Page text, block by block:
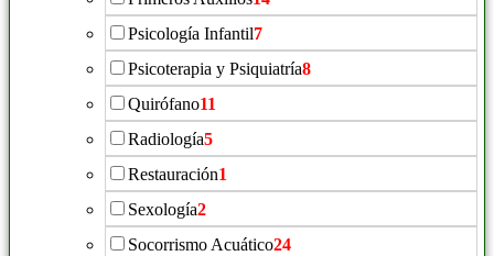
Psicología Infantil7
Psicoterapia y Psiquiatría8
Quirófano11
Radiología5
Restauración1
Sexología2
Socorrismo Acuático24